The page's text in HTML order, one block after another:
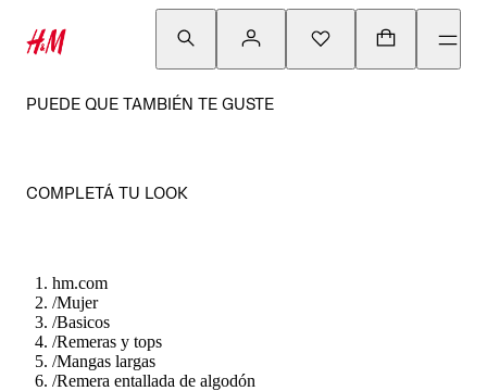
PUEDE QUE TAMBIÉN TE GUSTE
COMPLETÁ TU LOOK
hm.com
/Mujer
/Basicos
/Remeras y tops
/Mangas largas
/Remera entallada de algodón